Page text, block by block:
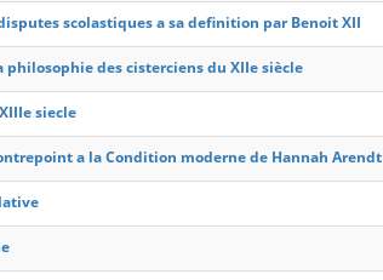
scolastiques a sa definition par Benoit XII
philosophie des cisterciens du XIIe siècle
siecle
a la Condition moderne de Hannah Arendt